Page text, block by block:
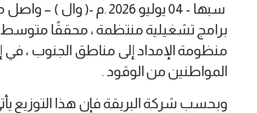
سبها - 04 يوليو 2026
برامج تشغيلية منتظمة ، محققًا متوسط
منظومة الإمداد إلى مناطق الجنوب ، في
المواطنين من الوقود .
وبحسب شركة البريقة فإن هذا التوزيع